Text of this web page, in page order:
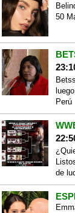
50
Perú
de